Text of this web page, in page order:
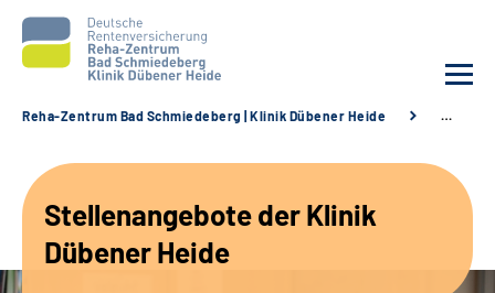
Unsere Angebote
Reha-Zentrum Bad Schmiedeberg | Klinik Dübener Heide …
Stellenangebote der Klinik
Dübener Heide